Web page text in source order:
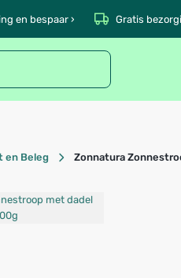
en bespaar › Gratis
en Beleg Zonnatura